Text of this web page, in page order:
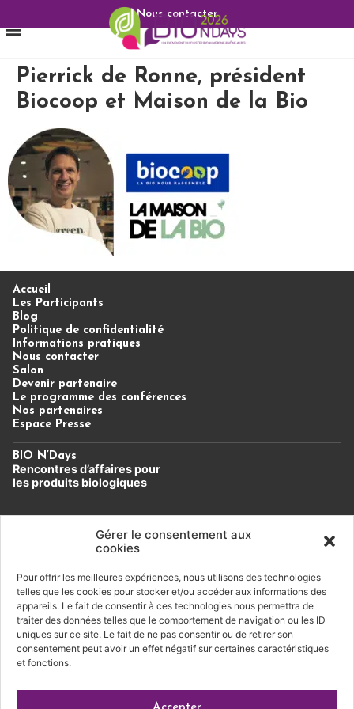
Gérer le consentement aux
cookies
Pour offrir les meilleures expériences, nous utilisons des technologies
telles que les cookies pour stocker et/ou accéder aux informations des
appareils. Le fait de consentir à ces technologies nous permettra de
traiter des données telles que le comportement de navigation ou les ID
uniques sur ce site. Le fait de ne pas consentir ou de retirer son
consentement peut avoir un effet négatif sur certaines caractéristiques
et fonctions.
Nous contacter
Pierrick de Ronne, président
Biocoop et Maison de la Bio
Accueil
Les Participants
Blog
Politique de confidentialité
Informations pratiques
Nous contacter
Salon
Devenir partenaire
Le programme des conférences
Nos partenaires
Espace Presse
BIO N’Days
Rencontres d’affairespour
les produits biologiques
Un évènement du Cluster Bio
Auvergne-Rhône-Alpes.
Soutien financier
Conditions générales de vente |